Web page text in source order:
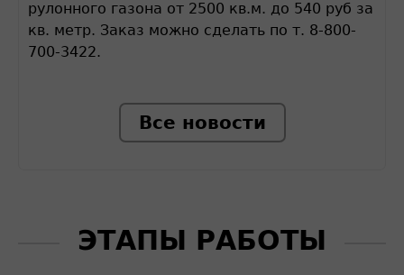
рулонного газона от 2500 кв.м. до 540 руб за
кв. метр. Заказ можно сделать по т. 8-800-
700-3422.
Все новости
ЭТАПЫ РАБОТЫ